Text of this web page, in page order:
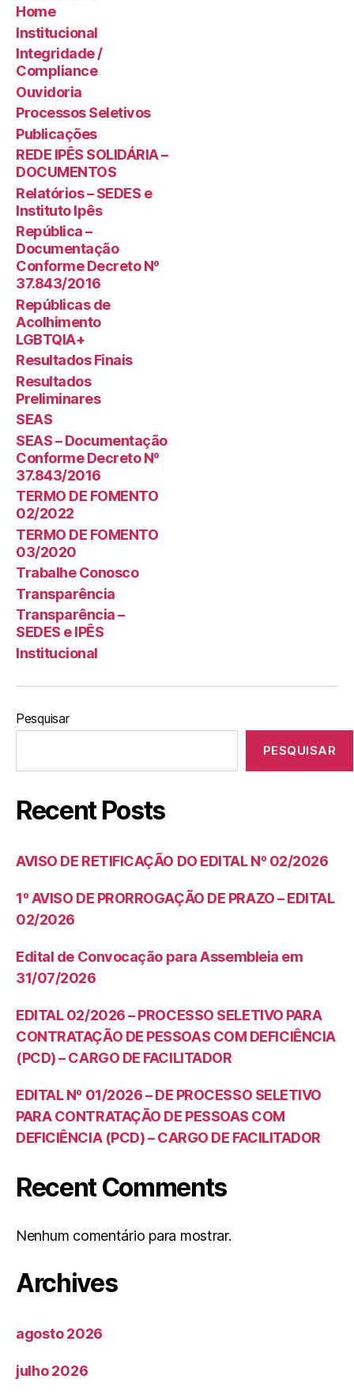
Home
Institucional
Integridade /
Compliance
Ouvidoria
Processos Seletivos
Publicações
REDE IPÊS SOLIDÁRIA –
DOCUMENTOS
Relatórios – SEDES e
Instituto Ipês
República –
Documentação
Conforme Decreto Nº
37.843/2016
Repúblicas de
Acolhimento
LGBTQIA+
Resultados Finais
Resultados
Preliminares
SEAS
SEAS – Documentação
Conforme Decreto Nº
37.843/2016
TERMO DE FOMENTO
02/2022
TERMO DE FOMENTO
03/2020
Trabalhe Conosco
Transparência
Transparência –
SEDES e IPÊS
Institucional
Pesquisar
PESQUISAR
Recent Posts
AVISO DE RETIFICAÇÃO DO EDITAL Nº 02/2026
1º AVISO DE PRORROGAÇÃO DE PRAZO – EDITAL
02/2026
Edital de Convocação para Assembleia em
31/07/2026
EDITAL 02/2026 – PROCESSO SELETIVO PARA
CONTRATAÇÃO DE PESSOAS COM DEFICIÊNCIA
(PCD) – CARGO DE FACILITADOR
EDITAL Nº 01/2026 – DE PROCESSO SELETIVO
PARA CONTRATAÇÃO DE PESSOAS COM
DEFICIÊNCIA (PCD) – CARGO DE FACILITADOR
Recent Comments
Nenhum comentário para mostrar.
Archives
agosto 2026
julho 2026